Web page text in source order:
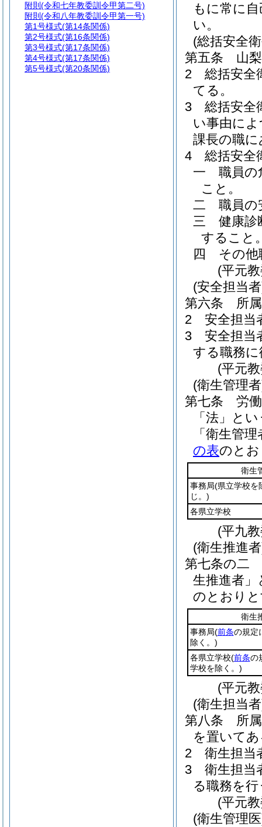
もに常に
い。
(総括安全
第五条
山
2
総括安全
てる。
3
総括安全
い事由に
課長の職
4
総括安全
一
職員の
こと。
二
職員の
三
健康診
すること
四
その
(平元
(安全担当
第六条
所
2
安全担当
3
安全担当
する職務
(平元
(衛生管理
第七条
労
「法」と
「衛生管
の表のと
衛生
事務局(県立学校を
じ。)
各県立学校
(平九
(衛生推進
第七条の二
生推進者」
のとおり
衛生
事務局(前条の規定
除く。)
各県立学校(前条の
学校を除く。)
(平元
(衛生担当
第八条
所属
を置いて
2
衛生担当
3
衛生担当
る職務を行
(平元
(衛生管理
附則 (令和七年教委訓令甲第二号)
附則 (令和八年教委訓令甲第一号)
第1号様式(第14条関係)
第2号様式(第16条関係)
第3号様式(第17条関係)
第4号様式(第17条関係)
第5号様式(第20条関係)